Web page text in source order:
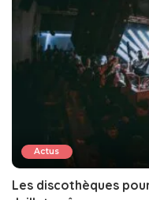
Actus
Les discothèques